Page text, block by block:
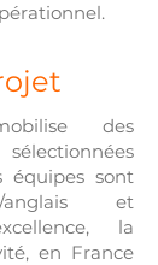
des
équipes sont
anglais et
la
en France